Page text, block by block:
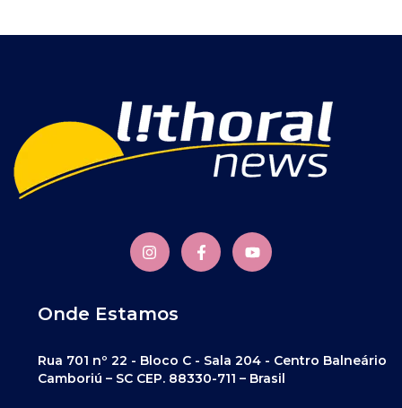
Onde Estamos
Rua 701 nº 22 - Bloco C - Sala 204 - Centro Balneário
Camboriú – SC CEP. 88330-711 – Brasil